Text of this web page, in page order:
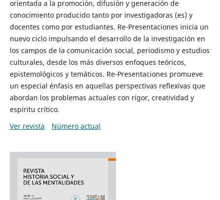
orientada a la promoción, difusión y generación de
conocimiento producido tanto por investigadoras (es) y
docentes como por estudiantes. Re-Presentaciones inicia un
nuevo ciclo impulsando el desarrollo de la investigación en
los campos de la comunicación social, periodismo y estudios
culturales, desde los más diversos enfoques teóricos,
epistemológicos y temáticos. Re-Presentaciones promueve
un especial énfasis en aquellas perspectivas reflexivas que
abordan los problemas actuales con rigor, creatividad y
espíritu crítico.
Ver revista
Número actual